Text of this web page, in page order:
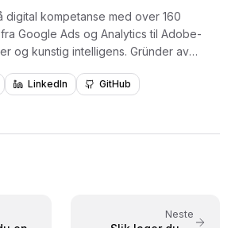
digital kompetanse med over 160
Google Ads og Analytics til Adobe-
og kunstig intelligens. Gründer av
av digital læring, med over 1,5 millioner
Forfatter av læreboken
er bygget på praktisk læring med
LinkedIn GitHub
Neste